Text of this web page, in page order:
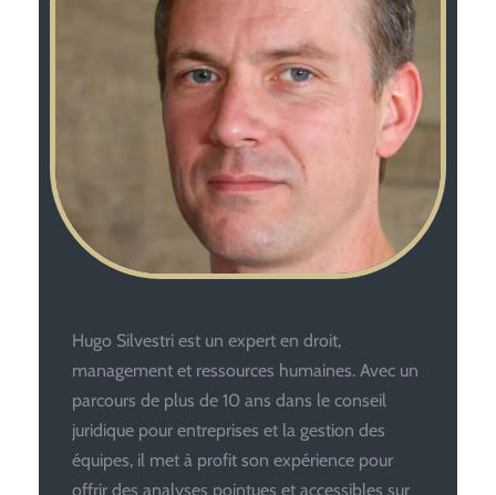
Hugo Silvestri est un expert en droit,
management et ressources humaines. Avec un
parcours de plus de 10 ans dans le conseil
juridique pour entreprises et la gestion des
équipes, il met à profit son expérience pour
offrir des analyses pointues et accessibles sur